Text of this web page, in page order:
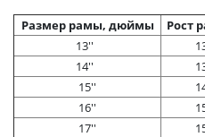
Размер рамы, дюймы Рост
13''
14''
15''
16''
17''